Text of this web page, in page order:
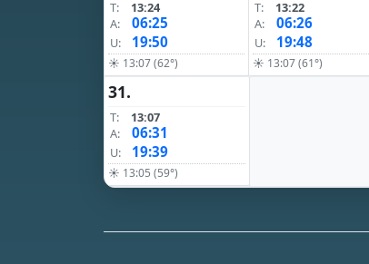
T:
13:24
A:
06:25
U: 19:50
☀ 13:07 (62°)
T:
13:22
A:
06:26
U: 19:48
☀ 13:07 (61°)
31.
T:
13:07
A:
06:31
U: 19:39
☀ 13:05 (59°)